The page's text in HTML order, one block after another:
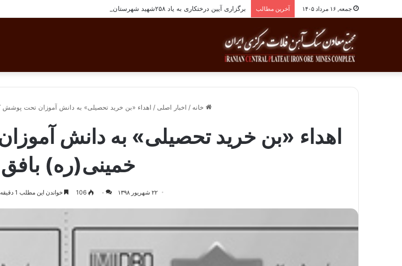
جمعه, ۱۶ مرداد ۱۴۰۵ آخرین مطالب برگزاری آیین درختکاری به یاد ۲۵۸شهید شهرستان بافق
خانه / اخبار اصلی / اهداء «بن خرید تحصیلی» به دانش آموزان تحت پوشش
اهداء «بن خرید تحصیلی» به دانش
خمینی(ره) بافق
۲۲ شهریور ۱۳۹۸ ۰ 106 خواندن این مطلب 1 دقیقه زمان میبرد